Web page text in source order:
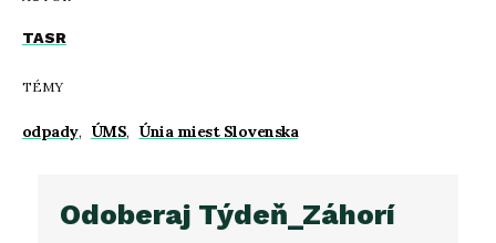
TASR
TÉMY
odpady, ÚMS, Únia miest Slovenska
Odoberaj Týdeň_Záhorí